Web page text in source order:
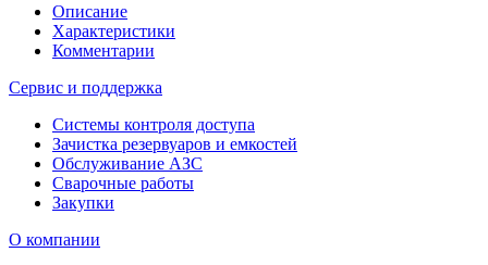
Описание
Характеристики
Комментарии
Сервис и поддержка
Системы контроля доступа
Зачистка резервуаров и емкостей
Обслуживание АЗС
Сварочные работы
Закупки
О компании